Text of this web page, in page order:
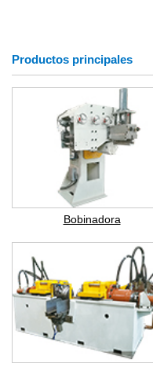
Productos principales
Bobinadora